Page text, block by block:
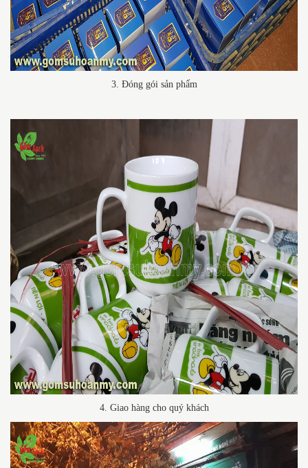
3. Đóng gói sản phẩm
4. Giao hàng cho quý khách